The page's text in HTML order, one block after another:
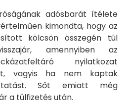
adósbarát ítélete
kimondta, hogy az
kölcsön összegén túl
amennyiben az
nyilatkozat
vagyis ha nem kaptak
Sőt emiatt még
a túlfizetés után.